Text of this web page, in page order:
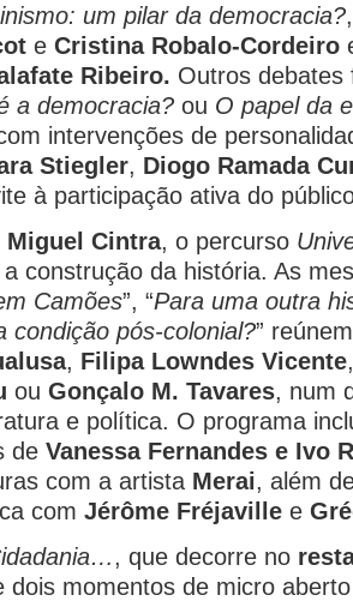
um pilar da democracia?
e Cristina Robalo-Cordeiro
Ribeiro. Outros debates
a democracia? ou O papel da
intervenções de
Stiegler, Diogo Ramada
à participação ativa do
Miguel Cintra, o percurso
construção da história. As
Camões”, “Para uma outra
condição pós-colonial?”
, Filipa Lowndes Vicente
ou Gonçalo M. Tavares, num
e política. O programa
de Vanessa Fernandes e Ivo
com a artista Merai, além
com Jérôme Fréjaville e
, que decorre no
dois momentos de micro